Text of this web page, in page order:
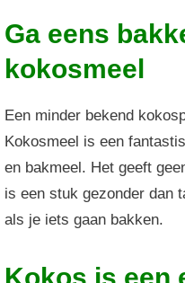
Ga eens
kokosmeel
Een minder bekend
Kokosmeel is een
en bakmeel. Het geeft
is een stuk gezonder dan
als je iets gaan bakken.